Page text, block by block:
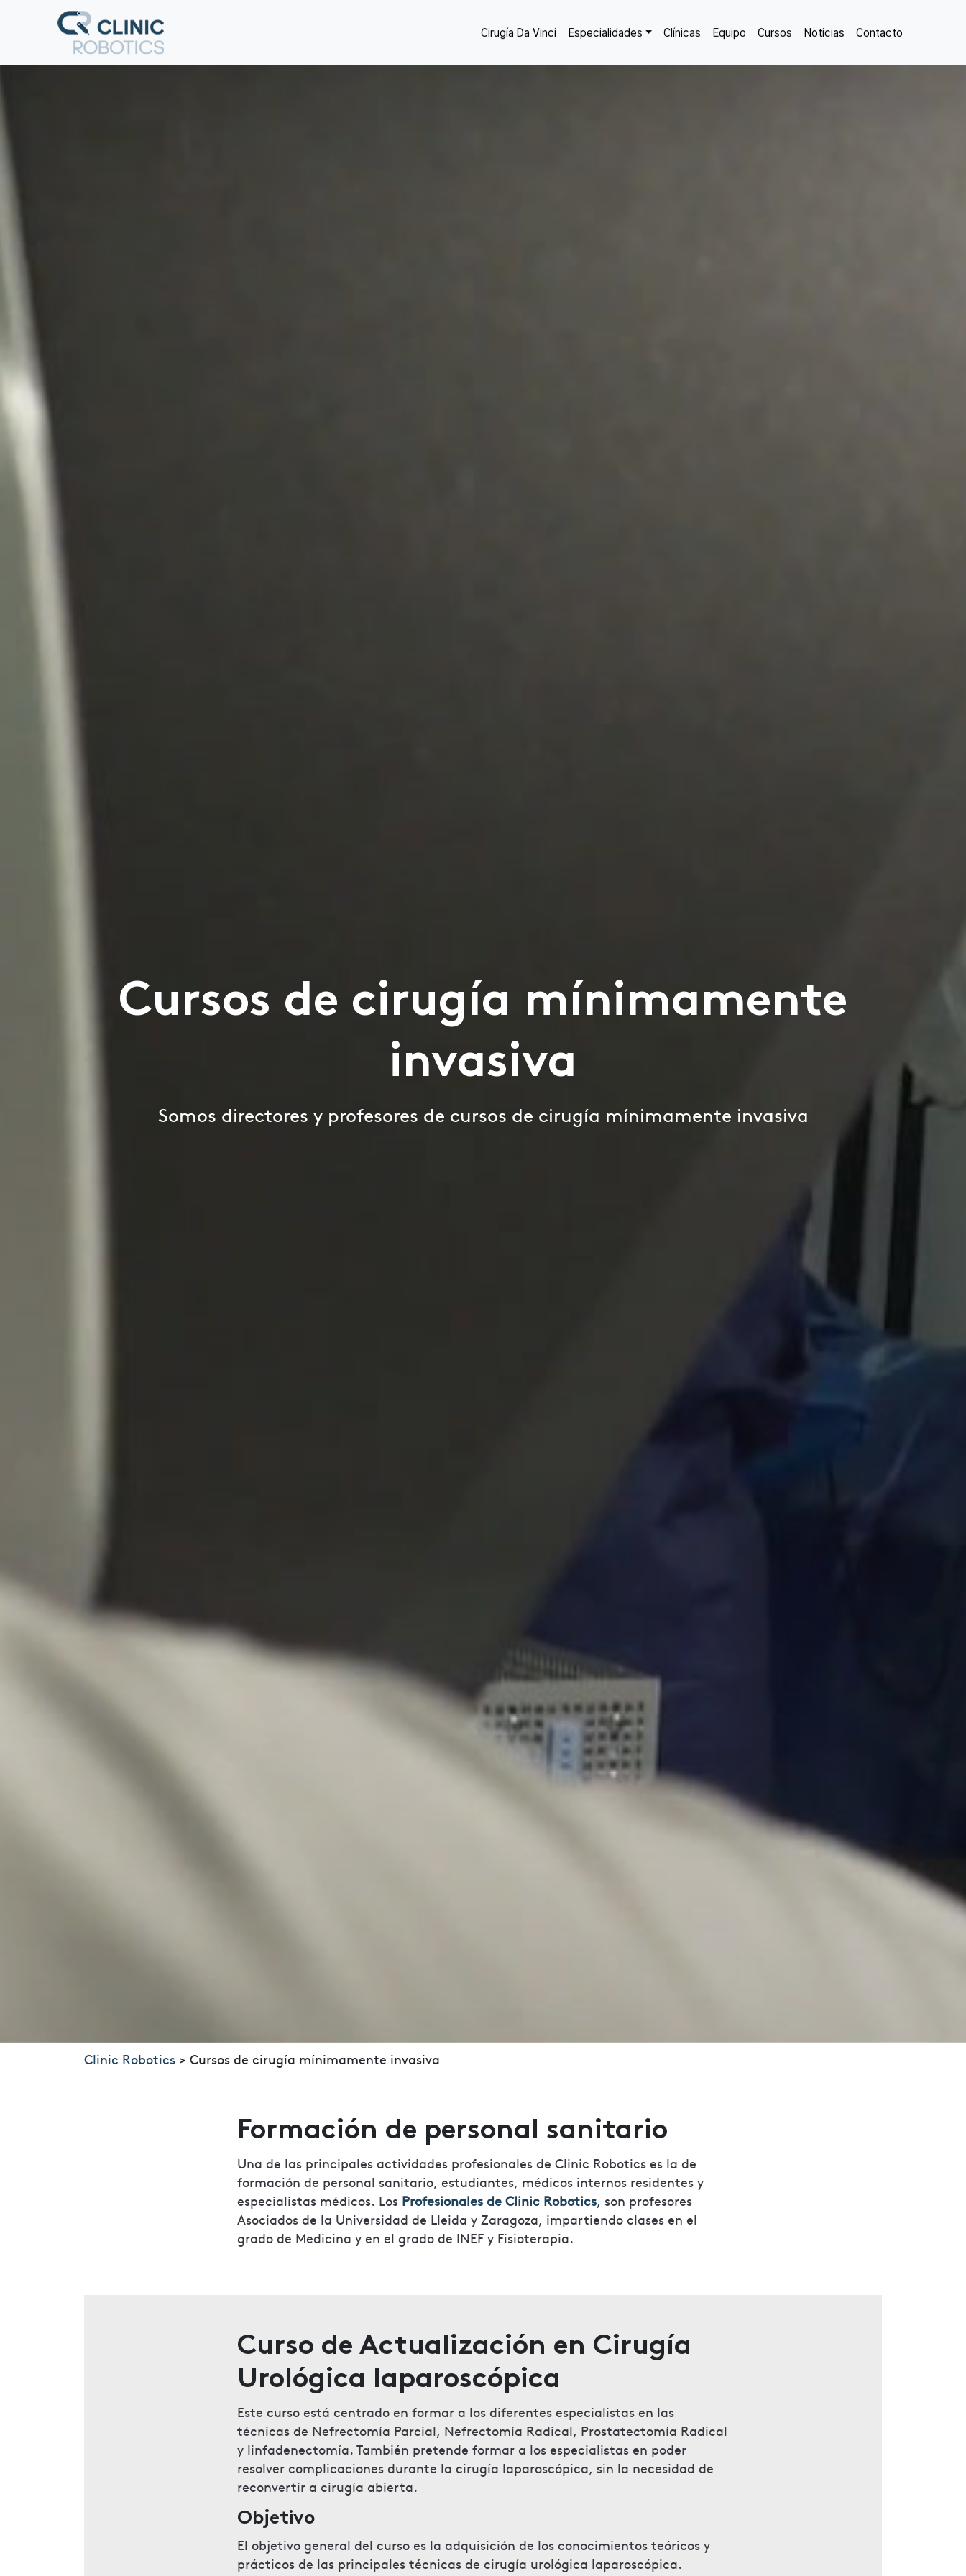
Cirugía Da Vinci Especialidades Clínicas Equipo Cursos Noticias Contacto
Cursos de cirugía mínimamente
invasiva
Somos directores y profesores de cursos de cirugía mínimamente invasiva
Clinic Robotics > Cursos de cirugía mínimamente invasiva
Formación de personal sanitario
Una de las principales actividades profesionales de Clinic Robotics es la de
formación de personal sanitario, estudiantes, médicos internos residentes y
especialistas médicos. Los Profesionales de Clinic Robotics, son profesores
Asociados de la Universidad de Lleida y Zaragoza, impartiendo clases en el
grado de Medicina y en el grado de INEF y Fisioterapia.
Curso de Actualización en Cirugía
Urológica laparoscópica
Este curso está centrado en formar a los diferentes especialistas en las
técnicas de Nefrectomía Parcial, Nefrectomía Radical, Prostatectomía Radical
y linfadenectomía. También pretende formar a los especialistas en poder
resolver complicaciones durante la cirugía laparoscópica, sin la necesidad de
reconvertir a cirugía abierta.
Objetivo
El objetivo general del curso es la adquisición de los conocimientos teóricos y
prácticos de las principales técnicas de cirugía urológica laparoscópica.